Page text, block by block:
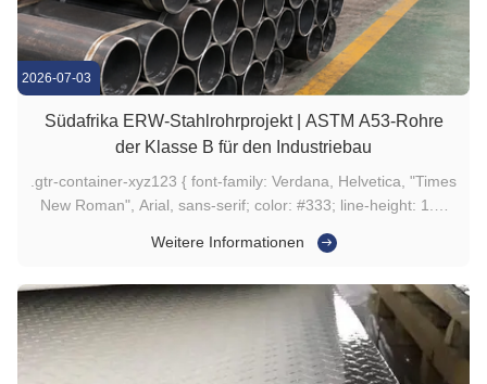
2026-07-03
Südafrika ERW-Stahlrohrprojekt | ASTM A53-Rohre
der Klasse B für den Industriebau
.gtr-container-xyz123 { font-family: Verdana, Helvetica, "Times
New Roman", Arial, sans-serif; color: #333; line-height: 1.6;
border-box; } .gtr-container-xyz123 p { font-size: 14px;
Weitere Informationen